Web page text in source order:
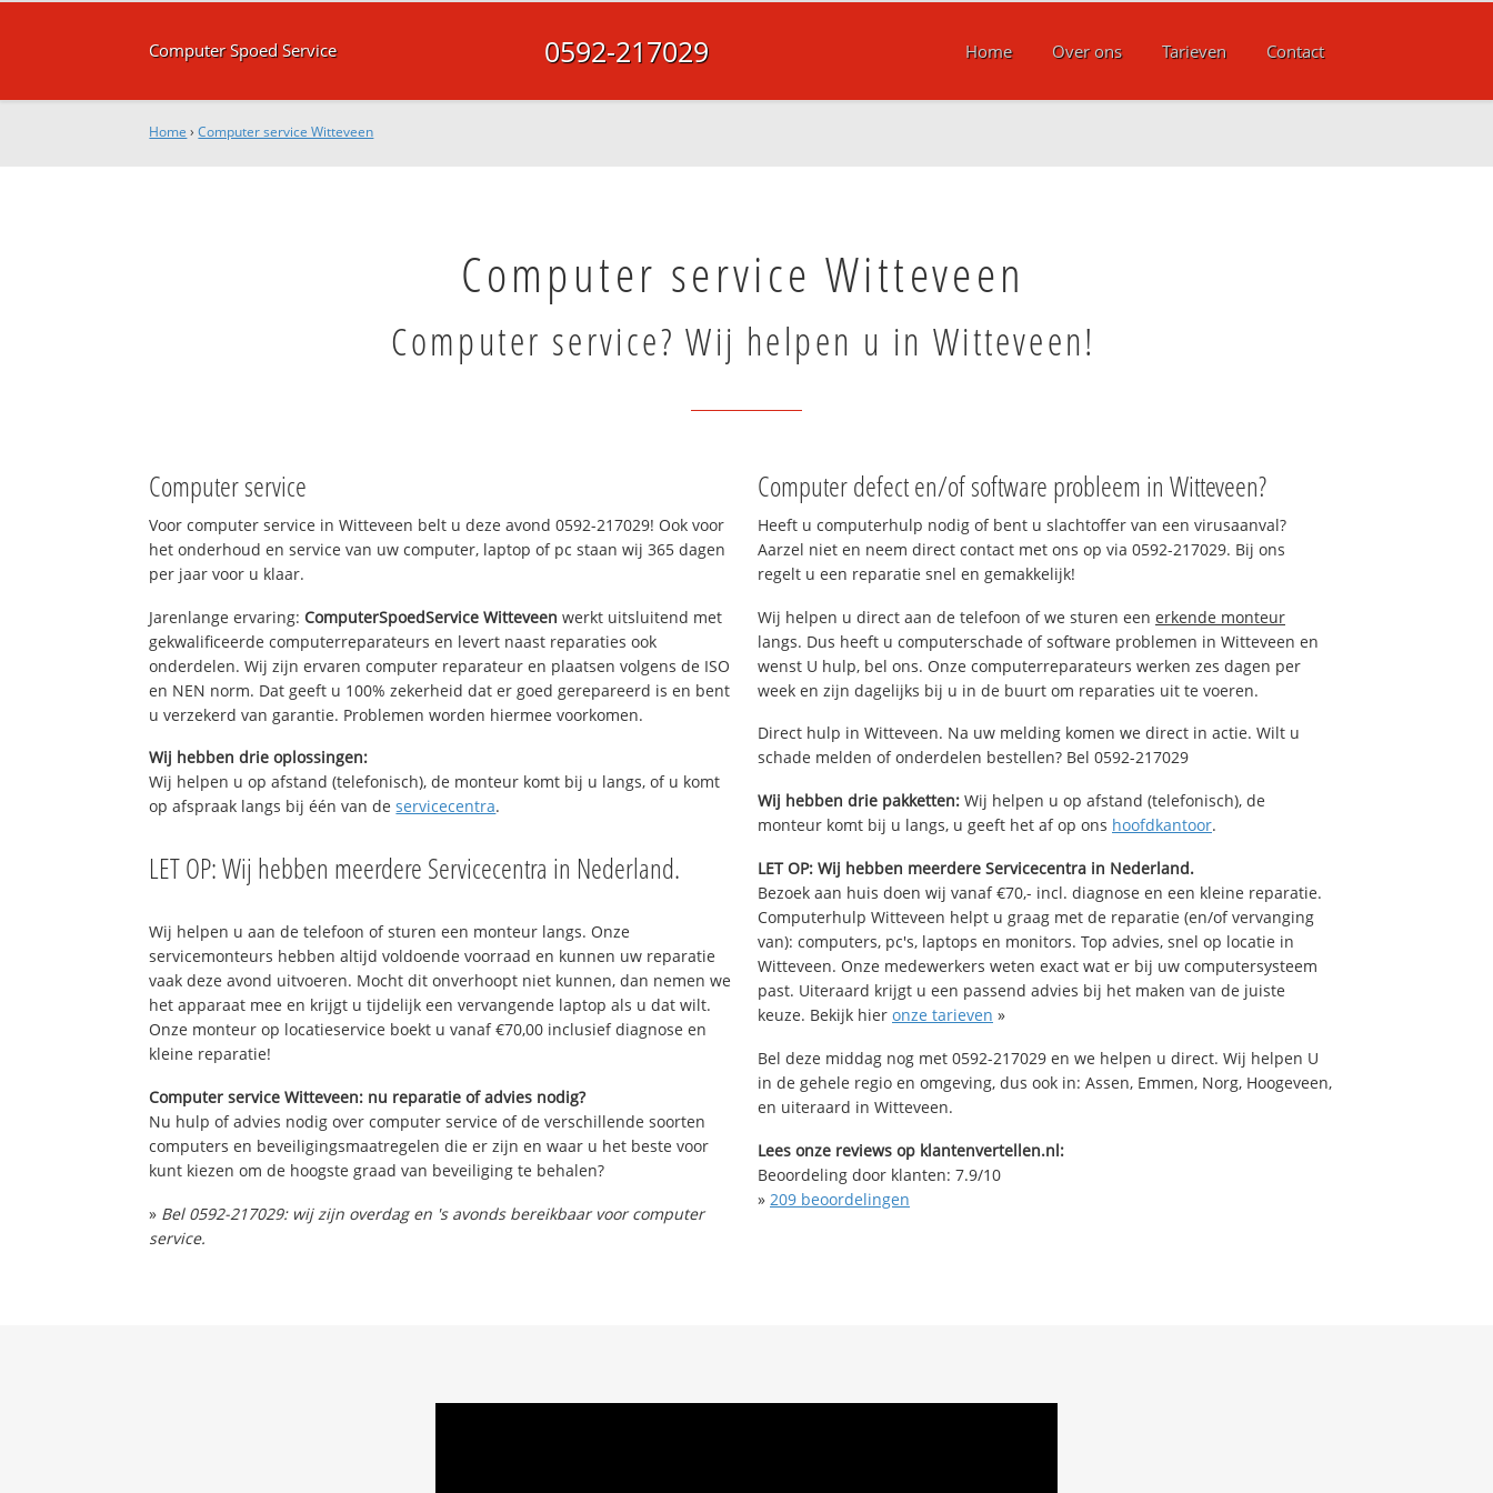
Computer Spoed Service 0592-217029 Home Over ons Tarieven Contact
Home ›Computer service Witteveen
Computer service Witteveen
Computer service? Wij helpen u in Witteveen!
Computer service
Voor computer service in Witteveen belt u deze avond 0592-217029! Ook voor
het onderhoud en service van uw computer, laptop of pc staan wij 365 dagen
per jaar voor u klaar.
Jarenlange ervaring:ComputerSpoedService Witteveen werkt uitsluitend met
gekwalificeerde computerreparateurs en levert naast reparaties ook
onderdelen. Wij zijn ervaren computer reparateur en plaatsen volgens de ISO
en NEN norm. Dat geeft u 100% zekerheid dat er goed gerepareerd is en bent
u verzekerd van garantie. Problemen worden hiermee voorkomen.
Wij hebben drie oplossingen:
Wij helpen u op afstand (telefonisch), de monteur komt bij u langs, of u komt
op afspraak langs bij één van deservicecentra.
LET OP: Wij hebben meerdere Servicecentra in Nederland.
Wij helpen u aan de telefoon of sturen een monteur langs. Onze
servicemonteurs hebben altijd voldoende voorraad en kunnen uw reparatie
vaak deze avond uitvoeren. Mocht dit onverhoopt niet kunnen, dan nemen we
het apparaat mee en krijgt u tijdelijk een vervangende laptop als u dat wilt.
Onze monteur op locatieservice boekt u vanaf €70,00 inclusief diagnose en
kleine reparatie!
Computer service Witteveen: nu reparatie of advies nodig?
Nu hulp of advies nodig over computer service of de verschillende soorten
computers en beveiligingsmaatregelen die er zijn en waar u het beste voor
kunt kiezen om de hoogste graad van beveiliging te behalen?
» Bel 0592-217029: wij zijn overdag en 's avonds bereikbaar voor computer
service.
Computer defect en/of software probleem in Witteveen?
Heeft u computerhulp nodig of bent u slachtoffer van een virusaanval?
Aarzel niet en neem direct contact met ons op via 0592-217029. Bij ons
regelt u een reparatie snel en gemakkelijk!
Wij helpen u direct aan de telefoon of we sturen een erkende monteur
langs. Dus heeft u computerschade of software problemen in Witteveen en
wenst U hulp, bel ons. Onze computerreparateurs werken zes dagen per
week en zijn dagelijks bij u in de buurt om reparaties uit te voeren.
Direct hulp in Witteveen. Na uw melding komen we direct in actie. Wilt u
schade melden of onderdelen bestellen? Bel 0592-217029
Wij hebben drie pakketten: Wij helpen u op afstand (telefonisch), de
monteur komt bij u langs, u geeft het af op ons hoofdkantoor.
LET OP: Wij hebben meerdere Servicecentra in Nederland.
Bezoek aan huis doen wij vanaf €70,- incl. diagnose en een kleine reparatie.
Computerhulp Witteveen helpt u graag met de reparatie (en/of vervanging
van): computers, pc's, laptops en monitors. Top advies, snel op locatie in
Witteveen. Onze medewerkers weten exact wat er bij uw computersysteem
past. Uiteraard krijgt u een passend advies bij het maken van de juiste
keuze. Bekijk hier onze tarieven »
Bel deze middag nog met 0592-217029 en we helpen u direct. Wij helpen U
in de gehele regio en omgeving, dus ook in: Assen, Emmen, Norg, Hoogeveen,
en uiteraard in Witteveen.
Lees onze reviews op klantenvertellen.nl:
Beoordeling door klanten: 7.9/10
» 209 beoordelingen